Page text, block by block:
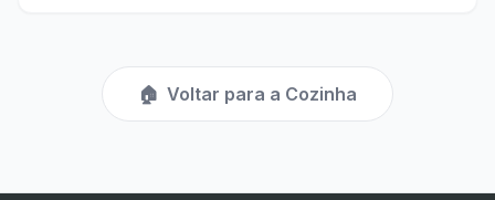
🏠 Voltar para a Cozinha